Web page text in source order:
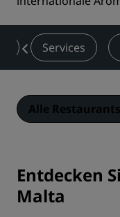
Services
Alle
Entdecken
Malta